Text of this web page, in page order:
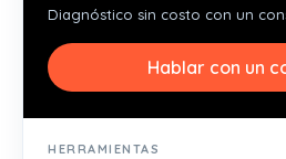
Diagnóstico sin costo con un
Hablar con un
HERRAMIENTAS